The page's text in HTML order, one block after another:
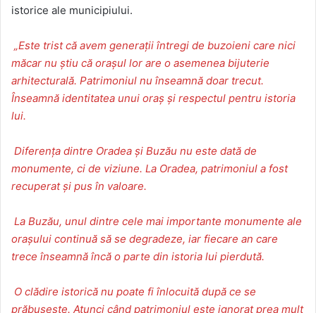
istorice ale municipiului.
„Este trist că avem generații întregi de buzoieni care nici
măcar nu știu că orașul lor are o asemenea bijuterie
arhitecturală. Patrimoniul nu înseamnă doar trecut.
Înseamnă identitatea unui oraș și respectul pentru istoria
lui.
Diferența dintre Oradea și Buzău nu este dată de
monumente, ci de viziune. La Oradea, patrimoniul a fost
recuperat și pus în valoare.
La Buzău, unul dintre cele mai importante monumente ale
orașului continuă să se degradeze, iar fiecare an care
trece înseamnă încă o parte din istoria lui pierdută.
O clădire istorică nu poate fi înlocuită după ce se
prăbușește. Atunci când patrimoniul este ignorat prea mult